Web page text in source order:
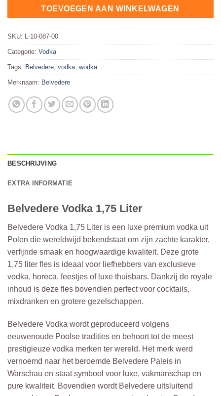
TOEVOEGEN AAN WINKELWAGEN
SKU: L-10-087-00
Categorie: Vodka
Tags: Belvedere vodka wodka
Merknaam: Belvedere
BESCHRIJVING
EXTRA INFORMATIE
Belvedere Vodka 1,75 Liter
Belvedere Vodka 1,75 Liter is een luxe premium vodka uit
Polen die wereldwijd bekendstaat om zijn zachte karakter,
verfijnde smaak en hoogwaardige kwaliteit. Deze grote
1,75 liter fles is ideaal voor liefhebbers van exclusieve
vodka, horeca, feestjes of luxe thuisbars. Dankzij de royale
inhoud is deze fles bovendien perfect voor cocktails,
mixdranken en grotere gezelschappen.
Belvedere Vodka wordt geproduceerd volgens
eeuwenoude Poolse tradities en behoort tot de meest
prestigieuze vodka merken ter wereld. Het merk werd
vernoemd naar het beroemde Belvedere Paleis in
Warschau en staat symbool voor luxe, vakmanschap en
pure kwaliteit. Bovendien wordt Belvedere uitsluitend